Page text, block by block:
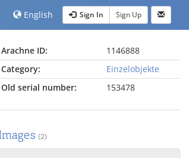
English Sign In Sign Up
Arachne ID:
1146888
Category:
Einzelobjekte
Old serial number:
153478
(2)